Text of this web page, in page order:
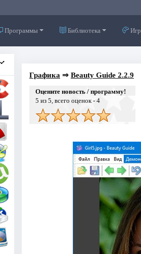
Программы Библиотека
Графика ⇒ Beauty Guide 2.2.9
Оцените новость / программу!
5 из 5, всего оценок - 4